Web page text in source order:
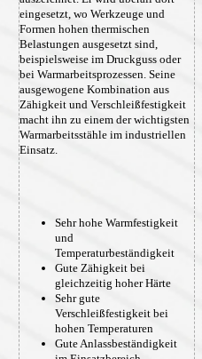
eingesetzt, wo Werkzeuge und
Formen hohen thermischen
Belastungen ausgesetzt sind,
beispielsweise im Druckguss oder
bei Warmarbeitsprozessen. Seine
ausgewogene Kombination aus
Zähigkeit und Verschleißfestigkeit
macht ihn zu einem der wichtigsten
Warmarbeitsstähle im industriellen
Einsatz.
Sehr hohe Warmfestigkeit
und
Temperaturbeständigkeit
Gute Zähigkeit bei
gleichzeitig hoher Härte
Sehr gute
Verschleißfestigkeit bei
hohen Temperaturen
Gute Anlassbeständigkeit